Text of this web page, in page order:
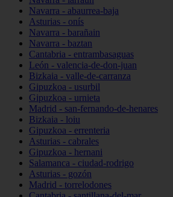
Navarra - abaurrea-baja
Asturias - onís
Navarra - barañain
Navarra - baztan
Cantabria - entrambasaguas
León - valencia-de-don-juan
Bizkaia - valle-de-carranza
Gipuzkoa - usurbil
Gipuzkoa - urnieta
Madrid - san-fernando-de-henares
Bizkaia - loiu
Gipuzkoa - errenteria
Asturias - cabrales
Gipuzkoa - hernani
Salamanca - ciudad-rodrigo
Asturias - gozón
Madrid - torrelodones